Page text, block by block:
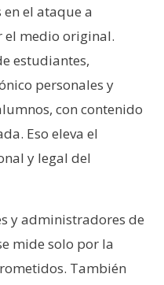
el ataque a
el medio original.
estudiantes,
personales y
con contenido
Eso eleva el
y legal del
y administradores de
mide solo por la
También